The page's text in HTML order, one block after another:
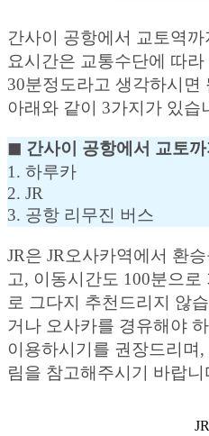
간사이 공항에서 교토역
요시간은 교통수단에 따
30분정도라고 생각하시면
아래와 같이 3가지가 있습
◼︎ 간사이 공항에서 교토
1. 하루카
2. JR
3. 공항 리무진 버스
JR은 JR오사카역에서 환
고, 이동시간도 100분으
로 그다지 추천드리지 않
거나 오사카를 경유해야
이용하시기를 권장드리며
림을 참고해주시기 바랍니
JR